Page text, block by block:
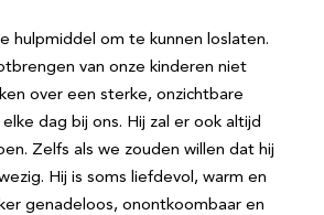
hulpmiddel om te kunnen loslaten.
van onze kinderen niet
over een sterke, onzichtbare
dag bij ons. Hij zal er ook altijd
Zelfs als we zouden willen dat hij
Hij is soms liefdevol, warm en
genadeloos, onontkoombaar en